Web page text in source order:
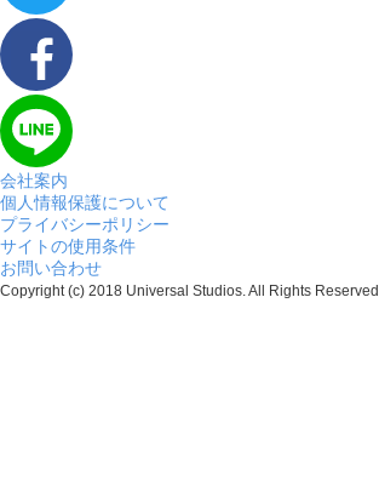
会社案内
個人情報保護について
プライバシーポリシー
サイトの使用条件
お問い合わせ
Copyright (c) 2018 Universal Studios. All Rights Reserved.